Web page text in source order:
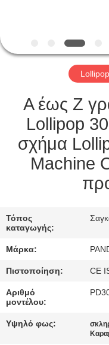
ΜΑΣ
ΕΛΆΤΕ
ΕΠΑΦΉ
ΕΙΔΉΣΕΙΣ
ΈΝΑ
ΑΠΌΣΠΑΣΜΑ
SITEMAP
PRIVACY
POLICY
Α έως Ζ
Lollipop
σχήμα
Machine
Τόπος
καταγωγής:
Μάρκα:
Πιστοποίηση: CE
Αριθμό
μοντέλου:
Υψηλό φως: